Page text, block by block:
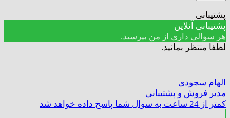
پشتیبانی
پشتیبانی آنلاین
هر سوالی داری از من بپرسید.
لطفا منتظر بمانید.
الهام سجودی
مدیر فروش و پشتیبانی
کمتر از 24 ساعت به سوال شما پاسخ داده خواهد شد